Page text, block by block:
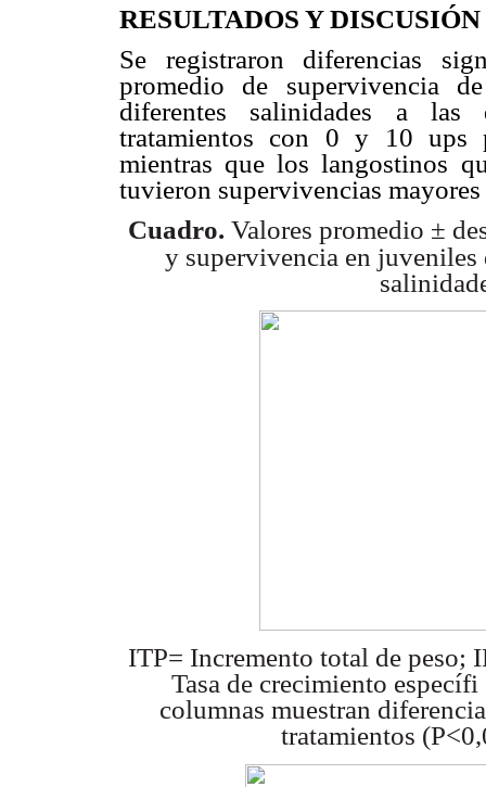
RESULTADOS Y DISCUSIÓN
Se registraron diferencias
promedio de supervivencia
diferentes salinidades a
tratamientos con 0 y 10 ups
mientras que los langostinos
tuvieron supervivencias
Cuadro. Valores promedio ±
y supervivencia en juveniles
ITP= Incremento total de peso;
Tasa de crecimiento
columnas muestran
tratamientos